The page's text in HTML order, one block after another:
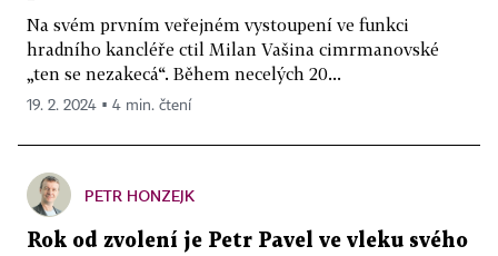
Na svém prvním veřejném vystoupení ve funkci
hradního kancléře ctil Milan Vašina cimrmanovské
„ten se nezakecá“. Během necelých 20...
19. 2. 2024 ▪ 4 min. čtení
PETR HONZEJK
Rok od zvolení je Petr Pavel ve vleku svého